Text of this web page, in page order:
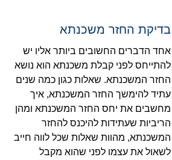
בדיקת החזר משכנתא
אחד הדברים החשובים ביותר אליו יש
להתייחס לפני קבלת משכנתא הוא נושא
החזר המשכנתא. שאלות כגון כמה שנים
עתיד להימשך החזר המשכנתא, איך
מחשבים את יחס החזר המשכנתא ומהן
הריביות שעתידות להיכנס להחזר
המשכנתא, מהוות שאלות שכל לווה חייב
לשאול את עצמו לפני שהוא מקבל